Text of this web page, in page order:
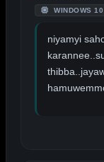
WINDOWS 10
niyamyi